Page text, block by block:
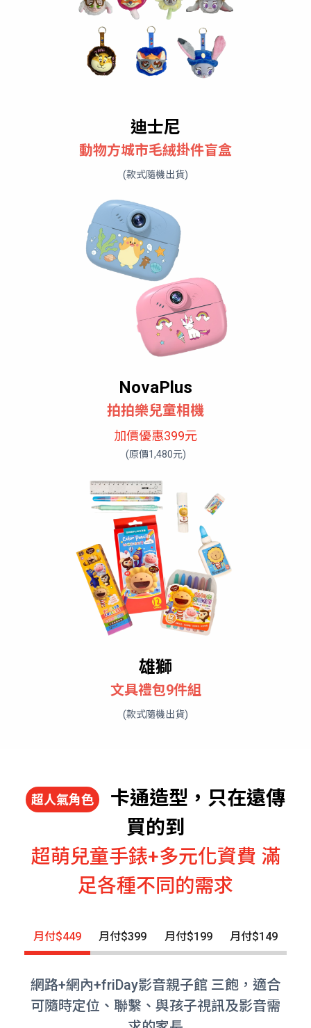
迪士尼
動物方城市毛絨掛件盲盒
(款式隨機出貨)
NovaPlus
拍拍樂兒童相機
加價優惠399元
(原價1,480元)
雄獅
文具禮包9件組
(款式隨機出貨)
超人氣角色
卡通造型，只在遠傳
買的到
超萌兒童手錶+多元化資費 滿
足各種不同的需求
月付$449 月付$399 月付$199 月付$149
網路+網內+friDay影音親子館 三飽，適合
可隨時定位、聯繫、與孩子視訊及影音需